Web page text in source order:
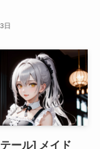
日
ール] メイド